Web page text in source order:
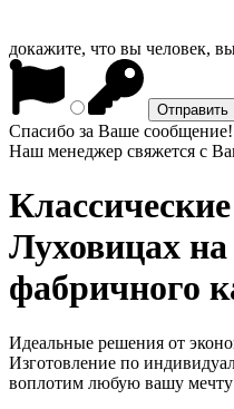
докажите, что вы человек,
Спасибо за Ваше сообщение!
Наш менеджер свяжется с
Луховицах на
фабричного
Идеальные решения от
Изготовление по
воплотим любую вашу